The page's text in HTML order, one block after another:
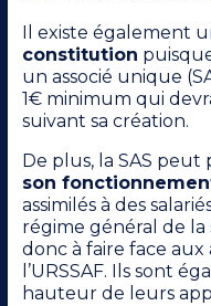
Il existe également
constitution
un associé unique
1€ minimum qui
suivant sa création.
De plus, la SAS
son
assimilés à des
régime général de la
donc à faire face
l’URSSAF. Ils sont
hauteur de leurs